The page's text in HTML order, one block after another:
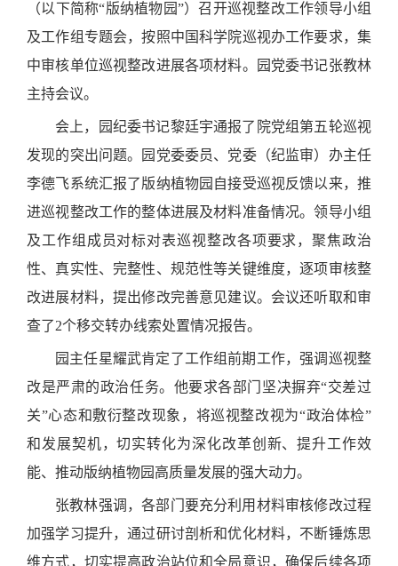
（以下简称“版纳植物园”）召开巡视整改工作领导小组
及工作组专题会，按照中国科学院巡视办工作要求，集
中审核单位巡视整改进展各项材料。园党委书记张教林
主持会议。
会上，园纪委书记黎廷宇通报了院党组第五轮巡视
发现的突出问题。园党委委员、党委（纪监审）办主任
李德飞系统汇报了版纳植物园自接受巡视反馈以来，推
进巡视整改工作的整体进展及材料准备情况。领导小组
及工作组成员对标对表巡视整改各项要求，聚焦政治
性、真实性、完整性、规范性等关键维度，逐项审核整
改进展材料，提出修改完善意见建议。会议还听取和审
查了2个移交转办线索处置情况报告。
园主任星耀武肯定了工作组前期工作，强调巡视整
改是严肃的政治任务。他要求各部门坚决摒弃“交差过
关”心态和敷衍整改现象，将巡视整改视为“政治体检”
和发展契机，切实转化为深化改革创新、提升工作效
能、推动版纳植物园高质量发展的强大动力。
张教林强调，各部门要充分利用材料审核修改过程
加强学习提升，通过研讨剖析和优化材料，不断锤炼思
维方式，切实提高政治站位和全局意识，确保后续各项